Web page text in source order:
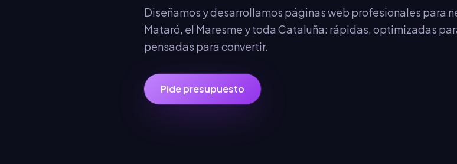
Diseñamos y desarrollamos páginas web profesionales para
Mataró, el Maresme y toda Cataluña: rápidas, optimizadas
pensadas para convertir.
Pide presupuesto